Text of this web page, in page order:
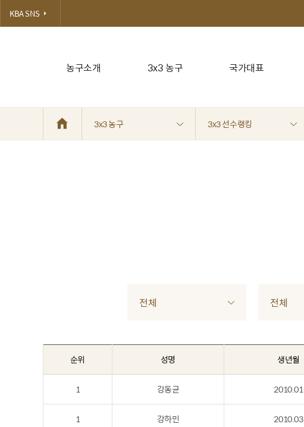
농구소개 3x3 농구 국가대표
KBA SNS
3x3 농구 3x3 선수랭킹
전체 전체
순위 성명 생년월
1 강동균 2010.01
1 강하민 2010.03